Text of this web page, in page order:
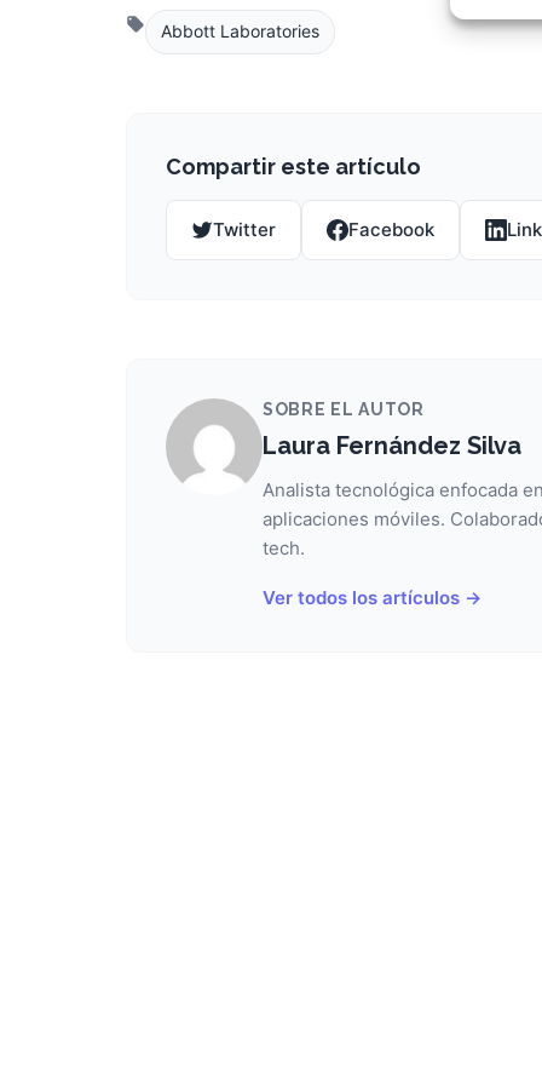
fallos,
Abbott Laboratories
Compartir este artículo
Twitter Facebook
SOBRE EL AUTOR
Laura Fernández Silva
Analista tecnológica enfocada
aplicaciones móviles.
tech.
Ver todos los artículos →